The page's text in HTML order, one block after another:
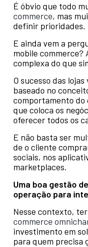
É óbvio que todo
commerce, mas
definir prioridades.
E ainda vem a
mobile commerce?
complexa do que
O sucesso das
baseado no
comportamento do
que coloca os
oferecer todos os
E não basta ser
de o cliente
sociais, nos
marketplaces.
Uma boa gestão
operação para
Nesse contexto,
commerce
investimento em
para quem precisa